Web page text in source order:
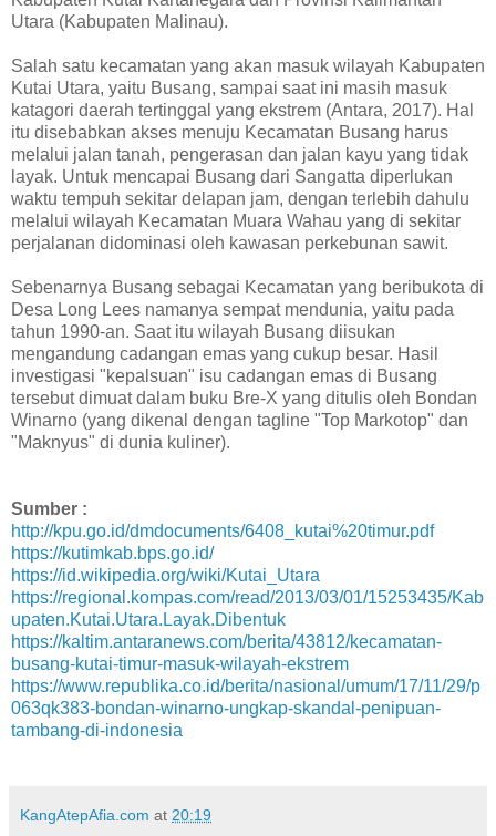
Utara (Kabupaten Malinau).
Salah satu kecamatan yang akan masuk wilayah Kabupaten
Kutai Utara, yaitu Busang, sampai saat ini masih masuk
katagori daerah tertinggal yang ekstrem (Antara, 2017). Hal
itu disebabkan akses menuju Kecamatan Busang harus
melalui jalan tanah, pengerasan dan jalan kayu yang tidak
layak. Untuk mencapai Busang dari Sangatta diperlukan
waktu tempuh sekitar delapan jam, dengan terlebih dahulu
melalui wilayah Kecamatan Muara Wahau yang di sekitar
perjalanan didominasi oleh kawasan perkebunan sawit.
Sebenarnya Busang sebagai Kecamatan yang beribukota di
Desa Long Lees namanya sempat mendunia, yaitu pada
tahun 1990-an. Saat itu wilayah Busang diisukan
mengandung cadangan emas yang cukup besar. Hasil
investigasi "kepalsuan" isu cadangan emas di Busang
tersebut dimuat dalam buku Bre-X yang ditulis oleh Bondan
Winarno (yang dikenal dengan tagline "Top Markotop" dan
"Maknyus" di dunia kuliner).
Sumber :
http://kpu.go.id/dmdocuments/6408_kutai%20timur.pdf
https://kutimkab.bps.go.id/
https://id.wikipedia.org/wiki/Kutai_Utara
https://regional.kompas.com/read/2013/03/01/15253435/Kab
upaten.Kutai.Utara.Layak.Dibentuk
https://kaltim.antaranews.com/berita/43812/kecamatan-
busang-kutai-timur-masuk-wilayah-ekstrem
https://www.republika.co.id/berita/nasional/umum/17/11/29/p
063qk383-bondan-winarno-ungkap-skandal-penipuan-
tambang-di-indonesia
KangAtepAfia.com at 20:19